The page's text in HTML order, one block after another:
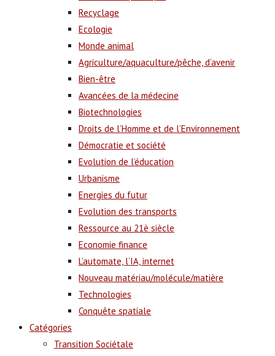
Recyclage
Ecologie
Monde animal
Agriculture/aquaculture/pêche, d’avenir
Bien-être
Avancées de la médecine
Biotechnologies
Droits de l’Homme et de l’Environnement
Démocratie et société
Evolution de l’éducation
Urbanisme
Energies du futur
Evolution des transports
Ressource au 21è siècle
Economie finance
L’automate, l’IA, internet
Nouveau matériau/molécule/matière
Technologies
Conquête spatiale
Catégories
Transition Sociétale